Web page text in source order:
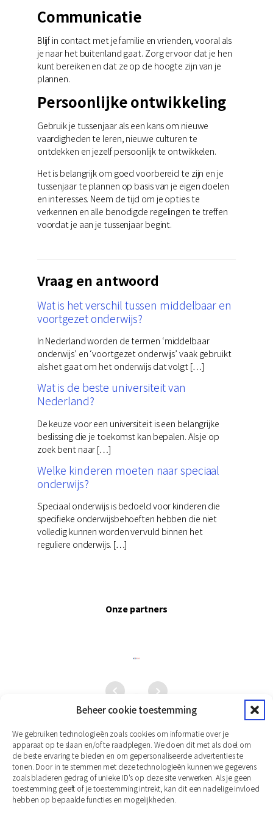
Beheer cookie toestemming
We gebruiken technologieën zoals cookies om informatie over je
apparaat op te slaan en/of te raadplegen. We doen dit met als doel om
de beste ervaring te bieden en om gepersonaliseerde advertenties te
tonen. Door in te stemmen met deze technologieën kunnen we gegevens
zoals bladeren gedrag of unieke ID's op deze site verwerken. Als je geen
toestemming geeft of je toestemming intrekt, kan dit een nadelige invloed
hebben op bepaalde functies en mogelijkheden.
Communicatie
Blijf in contact met je familie en vrienden, vooral als
je naar het buitenland gaat. Zorg ervoor dat je hen
kunt bereiken en dat ze op de hoogte zijn van je
plannen.
Persoonlijke ontwikkeling
Gebruik je tussenjaar als een kans om nieuwe
vaardigheden te leren, nieuwe culturen te
ontdekken en jezelf persoonlijk te ontwikkelen.
Het is belangrijk om goed voorbereid te zijn en je
tussenjaar te plannen op basis van je eigen doelen
en interesses. Neem de tijd om je opties te
verkennen en alle benodigde regelingen te treffen
voordat je aan je tussenjaar begint.
Vraag en antwoord
Wat is het verschil tussen middelbaar en
voortgezet onderwijs?
In Nederland worden de termen ‘middelbaar
onderwijs’ en ‘voortgezet onderwijs’ vaak gebruikt
als het gaat om het onderwijs dat volgt […]
Wat is de beste universiteit van
Nederland?
De keuze voor een universiteit is een belangrijke
beslissing die je toekomst kan bepalen. Als je op
zoek bent naar […]
Welke kinderen moeten naar speciaal
onderwijs?
Speciaal onderwijs is bedoeld voor kinderen die
specifieke onderwijsbehoeften hebben die niet
volledig kunnen worden vervuld binnen het
reguliere onderwijs. […]
Onze partners